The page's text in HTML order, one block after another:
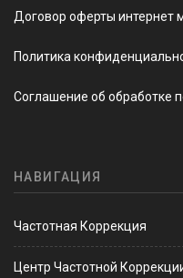
Договор оферты интернет
Политика
Соглашение об обработке
НАВИГАЦИЯ
Частотная Коррекция
Центр Частотной